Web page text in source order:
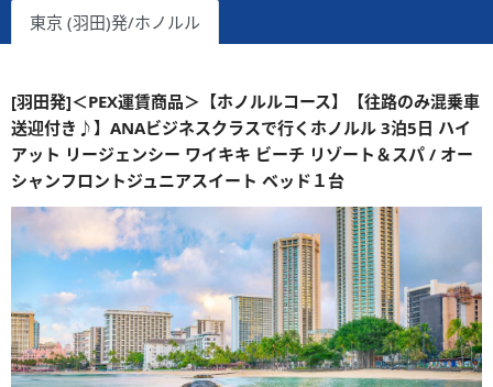
東京 (羽田)発/ホノルル
[羽田発]＜PEX運賃商品＞【ホノルルコース】【往路のみ混乗車
送迎付き♪】ANAビジネスクラスで行くホノルル 3泊5日 ハイ
アット リージェンシー ワイキキ ビーチ リゾート＆スパ / オー
シャンフロントジュニアスイート ベッド１台